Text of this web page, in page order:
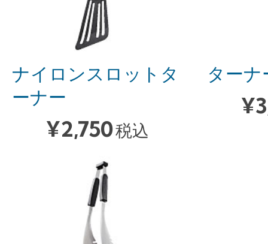
ナイロンスロットタ
ーナー
¥2,750税込
ターナ
¥